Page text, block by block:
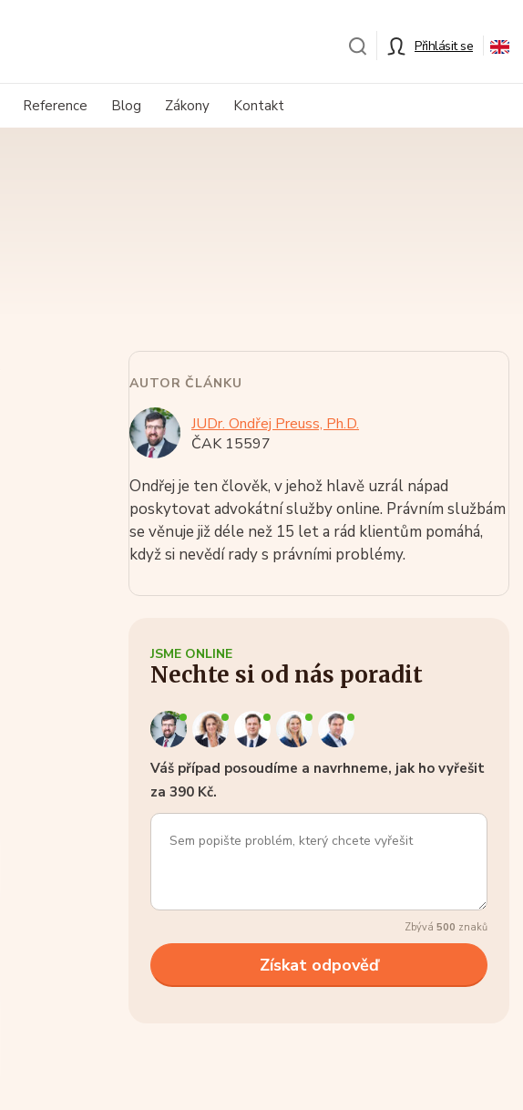
Přihlásit se
Reference Blog Zákony Kontakt
AUTOR ČLÁNKU
JUDr. Ondřej Preuss, Ph.D.
ČAK 15597
Ondřej je ten člověk, v jehož hlavě uzrál nápad
poskytovat advokátní služby online. Právním službám
se věnuje již déle než 15 let a rád klientům pomáhá,
když si nevědí rady s právními problémy.
JSME ONLINE
Nechte si od nás poradit
Váš případ posoudíme a navrhneme, jak ho vyřešit
za 390 Kč.
Zbývá 500 znaků